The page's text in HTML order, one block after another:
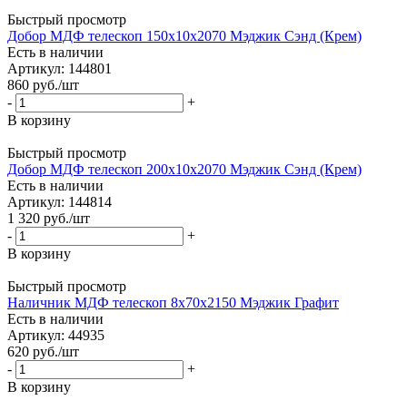
Быстрый просмотр
Добор МДФ телескоп 150х10х2070 Мэджик Сэнд (Крем)
Есть в наличии
Артикул: 144801
860 руб./шт
-
+
В корзину
Быстрый просмотр
Добор МДФ телескоп 200х10х2070 Мэджик Сэнд (Крем)
Есть в наличии
Артикул: 144814
1 320 руб./шт
-
+
В корзину
Быстрый просмотр
Наличник МДФ телескоп 8х70х2150 Мэджик Графит
Есть в наличии
Артикул: 44935
620 руб./шт
-
+
В корзину